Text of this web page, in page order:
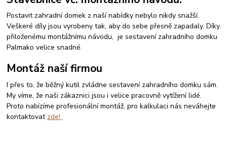
Postavit zahradní domek z naší nabídky nebylo nikdy snažší.
Veškeré díly jsou vyrobeny tak, aby do sebe přesně zapadaly. Díky
přiloženému montážnímu návodu, je sestavení zahradního domku
Palmako velice snadné.
Montáž naší firmou
I přes to, že běžný kutil zvládne sestavení zahradního domku sám.
My víme, že naši zákaznici jsou i velice pracovně vytížení lidé.
Proto nabízíme profesionální montáž, pro kalkulaci nás neváhejte
kontaktovat zde!